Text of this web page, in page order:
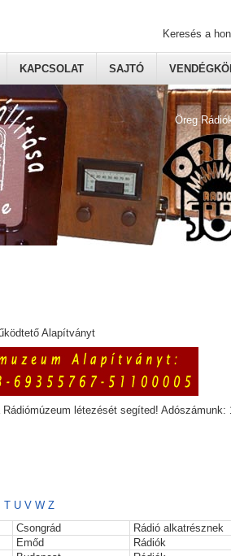
Öreg
KAPCSOLAT SAJTÓ
Keresés a
Alapítványt
létezését segíted! Adószámunk:
T U V W Z
Csongrád
Rádió alkatrésznek
Emőd
Rádiók